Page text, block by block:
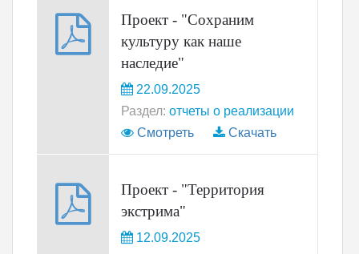
Проект - "Сохраним
культуру как наше
наследие"
22.09.2025
Раздел: отчеты о реализации
Смотреть
Скачать
Проект - "Территория
экстрима"
12.09.2025